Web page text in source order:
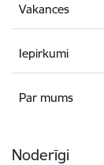
Vakances
Iepirkumi
Par mums
Noderīgi